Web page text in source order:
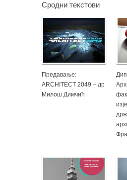
Сродни текстови
Предавање:
ARCHITECT 2049 – др
Милош Димчић